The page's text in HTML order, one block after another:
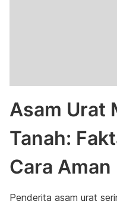
Asam Urat
Tanah:
Cara
Penderita asam urat